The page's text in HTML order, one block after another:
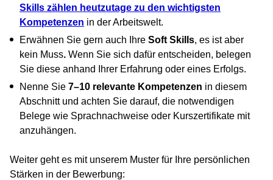
Skills zählen heutzutage zu den wichtigsten
Kompetenzen in der Arbeitswelt.
Erwähnen Sie gern auch Ihre Soft Skills, es ist aber
kein Muss. Wenn Sie sich dafür entscheiden, belegen
Sie diese anhand Ihrer Erfahrung oder eines Erfolgs.
Nenne Sie 7–10 relevante Kompetenzen in diesem
Abschnitt und achten Sie darauf, die notwendigen
Belege wie Sprachnachweise oder Kurszertifikate mit
anzuhängen.
Weiter geht es mit unserem Muster für Ihre persönlichen
Stärken in der Bewerbung: